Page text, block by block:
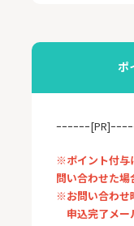
ポ
ｰｰｰｰｰｰ[PR]ｰｰｰ
※ポイント付与
問い合わせた
※お問い合わせ
申込完了メー